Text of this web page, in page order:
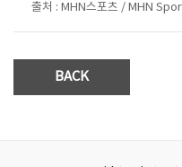
출처 : MHN스포츠 / MHN
BACK